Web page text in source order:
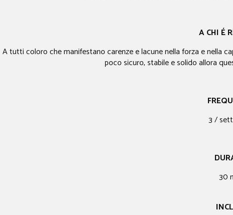
A CHI É
A tutti coloro che manifestano carenze e lacune nella forza e nella
poco sicuro, stabile e solido allora
3 /
30​